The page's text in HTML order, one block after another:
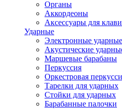
Органы
Аккордеоны
Аксессуары для
Ударные
Электронные ударные
Акустические
Маршевые барабаны
Перкуссия
Оркестровая
Тарелки для ударных
Стойки для ударных
Барабанные палочки